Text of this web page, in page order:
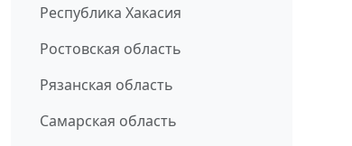
Республика Хакасия
Ростовская область
Рязанская область
Самарская область